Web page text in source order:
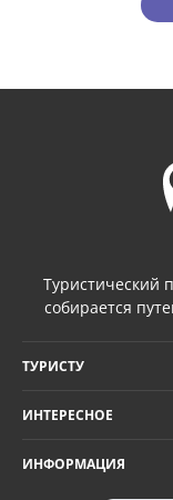
Туристический
собирается
ТУРИСТУ
ИНТЕРЕСНОЕ
ИНФОРМАЦИЯ